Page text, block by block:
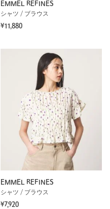
EMMEL REFINES
シャツ / ブラウス
¥11,880
EMMEL REFINES
シャツ / ブラウス
¥7,920